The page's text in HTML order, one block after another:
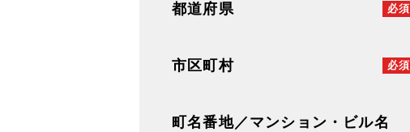
都道府県 必須
市区町村 必須
町名番地／マンション・ビル名